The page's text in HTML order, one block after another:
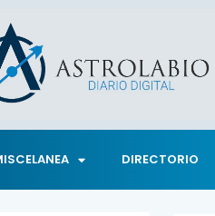
DIRECTORIO